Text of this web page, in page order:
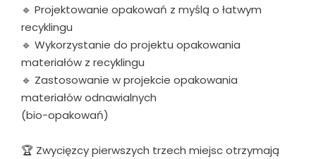
🔹 Projektowanie opakowań z myślą o łatwym
recyklingu
🔹 Wykorzystanie do projektu opakowania
materiałów z recyklingu
🔹 Zastosowanie w projekcie opakowania
materiałów odnawialnych
(bio-opakowań)
🏆 Zwycięzcy pierwszych trzech miejsc otrzymają